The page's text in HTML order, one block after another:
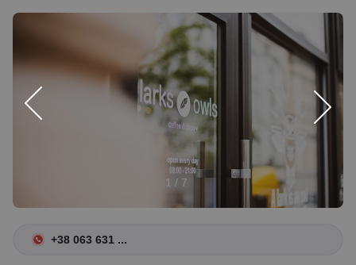
1 / 7
+38 063 631 ...